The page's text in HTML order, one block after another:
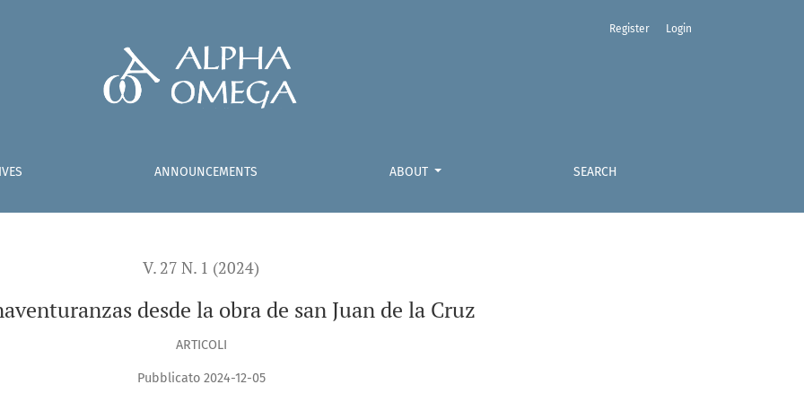
de la Cruz
ANNOUNCEMENTS ABOUT SEARCH
Register Login
V. 27 N. 1 (2024)
desde la obra de san Juan de la Cruz
ARTICOLI
Pubblicato 2024-12-05